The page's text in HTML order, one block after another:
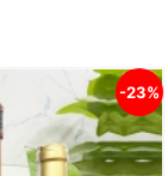
-23%